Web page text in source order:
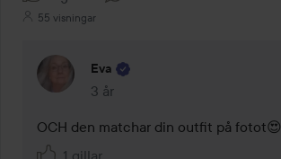
55 visningar
Eva
3 år
Kommentaren lades 3 år
OCH den matchar din outfit på fotot😍